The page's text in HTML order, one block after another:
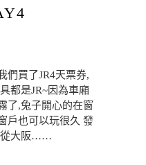
們買了JR4天票券,
都是JR~因為車廂
了,兔子開心的在窗
戶也可以玩很久 發
從大阪……